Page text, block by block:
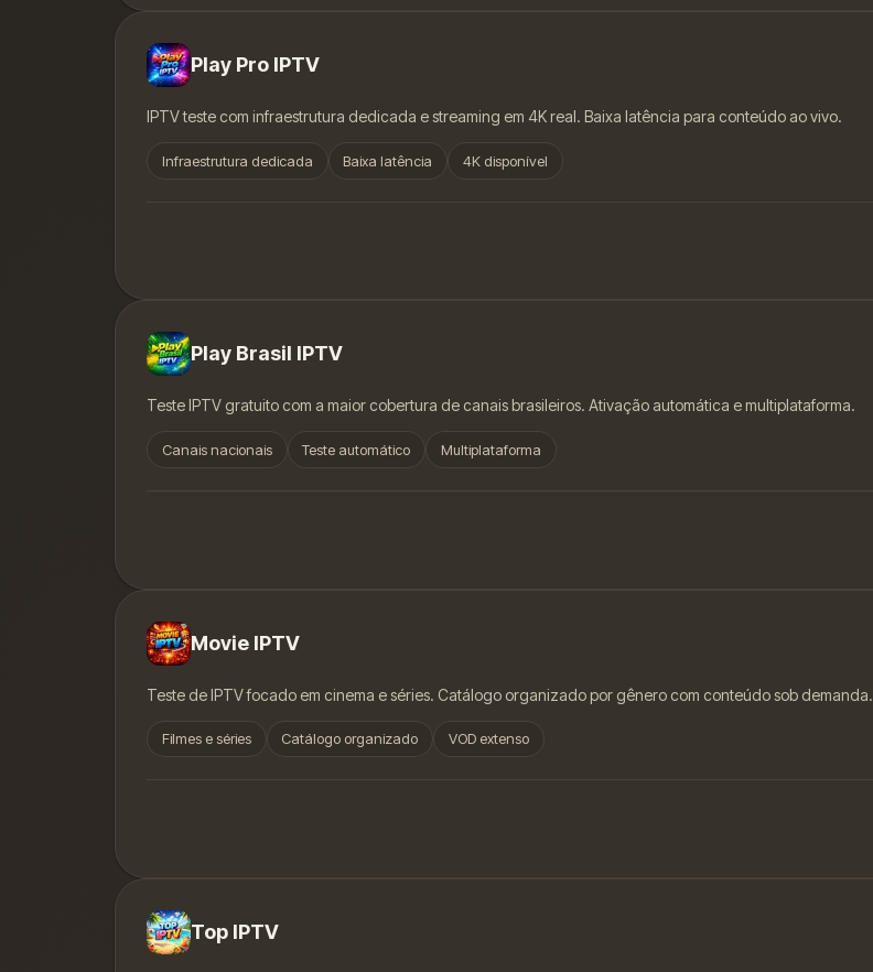
Play Pro IPTV
IPTV teste com infraestrutura dedicada e streaming em 4K real. Baixa latência para conteúdo ao vivo.
Infraestrutura dedicada Baixa latência 4K disponível
Play Brasil IPTV
Teste IPTV gratuito com a maior cobertura de canais brasileiros. Ativação automática e multiplataforma.
Canais nacionais Teste automático Multiplataforma
Movie IPTV
Teste de IPTV focado em cinema e séries. Catálogo organizado por gênero com conteúdo sob demanda.
Filmes e séries Catálogo organizado VOD extenso
Top IPTV